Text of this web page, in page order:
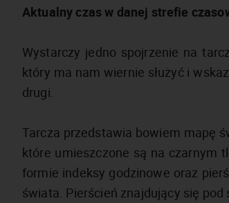
Aktualny czas w danej strefie
Wystarczy jedno spojrzenie na
który ma nam wiernie służyć i
drugi.
Tarcza przedstawia bowiem mapę
które umieszczone są na czarnym
formie indeksy godzinowe oraz
świata. Pierścień znajdujący się